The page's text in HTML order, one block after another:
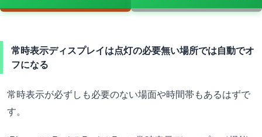
常時表示ディスプレイは点灯の必要無い場所では自動でオ
フになる
常時表示が必ずしも必要のない場面や時間帯もあるはずで
す。